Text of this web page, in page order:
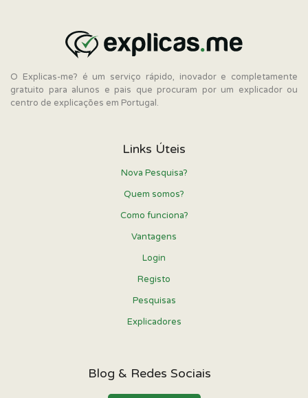
O Explicas-me? é um serviço rápido, inovador e completamente
gratuito para alunos e pais que procuram por um explicador ou
centro de explicações em Portugal.
Links Úteis
Nova Pesquisa?
Quem somos?
Como funciona?
Vantagens
Login
Registo
Pesquisas
Explicadores
Blog & Redes Sociais